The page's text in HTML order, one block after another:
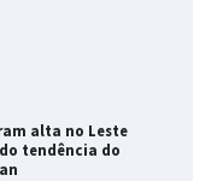
alta no Leste
tendência do